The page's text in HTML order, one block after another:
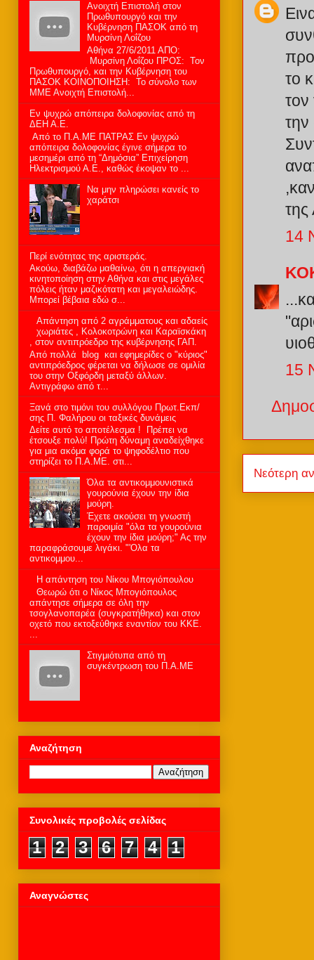
το
την
14
15
Νεότερη
Ανοιχτή Επιστολή στον
Πρωθυπουργό και την
Κυβέρνηση ΠΑΣΟΚ από τη
Μυρσίνη Λοΐζου
Αθήνα 27/6/2011 ΑΠΟ:
Μυρσίνη Λοΐζου ΠΡΟΣ: Τον
Πρωθυπουργό, και την Κυβέρνηση του
ΠΑΣΟΚ ΚΟΙΝΟΠΟΙΗΣΗ: Το σύνολο των
ΜΜΕ Ανοιχτή Επιστολή...
Εν ψυχρώ απόπειρα δολοφονίας από τη
ΔΕΗ Α.Ε.
Από το Π.Α.ΜΕ ΠΑΤΡΑΣ Εν ψυχρώ
απόπειρα δολοφονίας έγινε σήμερα το
μεσημέρι από τη “Δημόσια” Επιχείρηση
Ηλεκτρισμού Α.Ε., καθώς έκοψαν το ...
Να μην πληρώσει κανείς το
χαράτσι
Περί ενότητας της αριστεράς.
Aκούω, διαβάζω μαθαίνω, ότι η απεργιακή
κινητοποίηση στην Αθήνα και στις μεγάλες
πόλεις ήταν μαζικότατη και μεγαλειώδης.
Μπορεί βέβαια εδώ σ...
Aπάντηση από 2 αγράμματους και αδαείς
χωριάτες , Κολοκοτρώνη και Καραϊσκάκη
, στον αντιπρόεδρο της κυβέρνησης ΓΑΠ.
Από πολλά blog και εφημερίδες ο "κύριος"
αντιπρόεδρος φέρεται να δήλωσε σε ομιλία
του στην Οξφόρδη μεταξύ άλλων.
Αντιγράφω από τ...
Ξανά στο τιμόνι του συλλόγου Πρωτ.Εκπ/
σης Π. Φαλήρου οι ταξικές δυνάμεις
Δείτε αυτό το αποτέλεσμα ! Πρέπει να
έτσουξε πολύ! Πρώτη δύναμη αναδείχθηκε
για μια ακόμα φορά το ψηφοδέλτιο που
στηρίζει το Π.Α.ΜΕ. στι...
Όλα τα αντικομμουνιστικά
γουρούνια έχουν την ίδια
μούρη.
Έχετε ακούσει τη γνωστή
παροιμία "όλα τα γουρούνια
έχουν την ίδια μούρη;" Ας την
παραφράσουμε λιγάκι. "'Ολα τα
αντικομμου...
H απάντηση του Νίκου Μπογιόπουλου
Θεωρώ ότι ο Νίκος Μπογιόπουλος
απάντησε σήμερα σε όλη την
τσογλανοπαρέα (συγκρατήθηκα) και στον
οχετό που εκτοξεύθηκε εναντίον του ΚΚΕ.
Στιγμιότυπα από τη
συγκέντρωση του Π.Α.ΜΕ
Αναζήτηση
Συνολικές προβολές σελίδας
1 2 3 6 7 4 1
Αναγνώστες